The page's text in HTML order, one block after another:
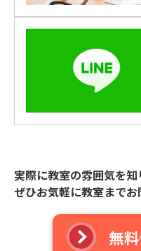
実際に教室の雰囲気を知
ぜひお気軽に教室までお
無